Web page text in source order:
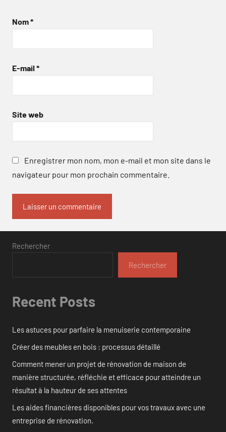
Nom*
E-mail *
Site web
Enregistrer mon nom, mon e-mail et mon site dans le
navigateur pour mon prochain commentaire.
Rechercher
Rechercher
Recent Posts
Les astuces pour parfaire la menuiserie contemporaine
Créer des meubles en bois : processus détaillé
Comment mener un projet de rénovation de maison de
manière structurée, réfléchie et efficace pour atteindre un
résultat à la hauteur de ses attentes
Les aides financières disponibles pour vos travaux avec une
entreprise de rénovation.